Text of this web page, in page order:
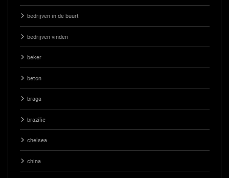
bedrijven in de buurt
bedrijven vinden
beker
beton
braga
brazilie
chelsea
china